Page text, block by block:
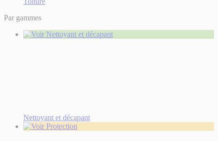
Par gammes
Nettoyant et décapant